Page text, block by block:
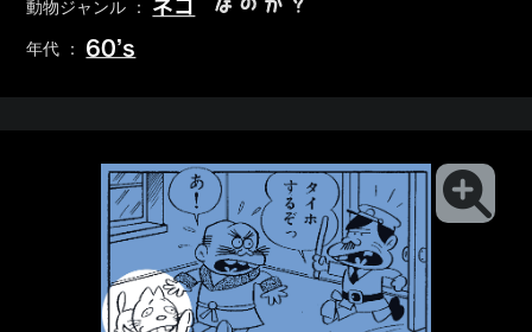
動物ジャンル ： ネコ
年代 ： 60’s